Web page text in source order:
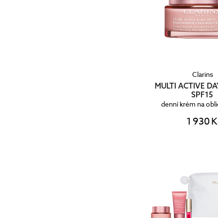
Clarins
MULTI ACTIVE
SPF15
denní krém na
1 930